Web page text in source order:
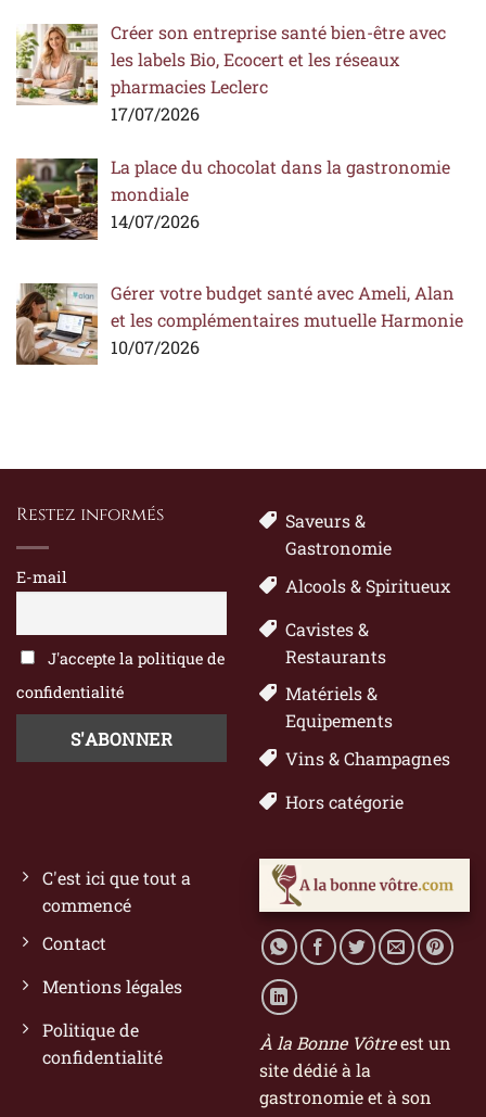
Créer son entreprise santé bien-être avec
les labels Bio, Ecocert et les réseaux
pharmacies Leclerc
17/07/2026
La place du chocolat dans la gastronomie
mondiale
14/07/2026
Gérer votre budget santé avec Ameli, Alan
et les complémentaires mutuelle Harmonie
10/07/2026
Restez informés
E-mail
J'accepte la politique de
confidentialité
Saveurs &
Gastronomie
Alcools & Spiritueux
Cavistes &
Restaurants
Matériels &
Equipements
Vins & Champagnes
Hors catégorie
C'est ici que tout a
commencé
Contact
Mentions légales
Politique de
confidentialité
À la Bonne Vôtreest un
site dédié à la
gastronomie et à son